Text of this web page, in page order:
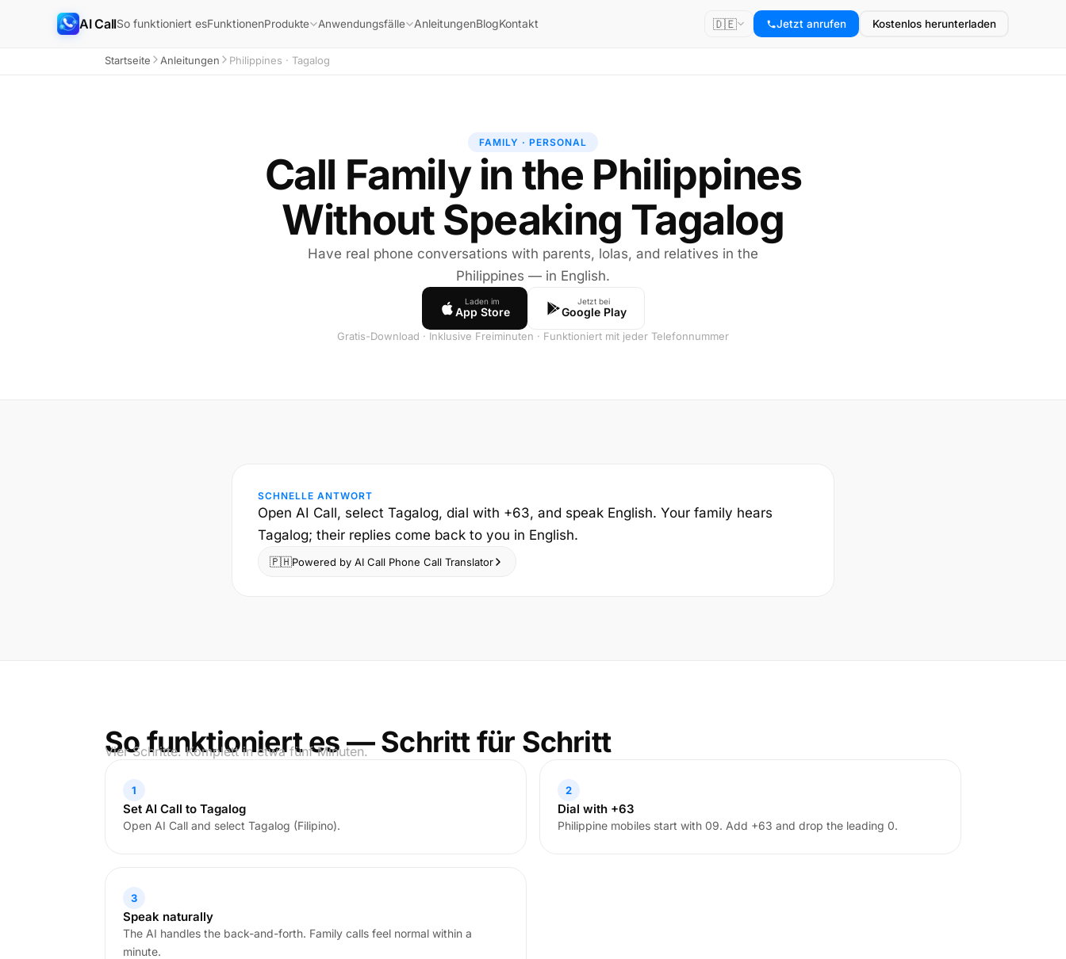
AI CallSo funktioniert esFunktionenProdukte Anwendungsfälle AnleitungenBlogKontakt 🇩🇪 Jetzt anrufen Kostenlos herunterladen
Startseite Anleitungen Philippines · Tagalog
FAMILY · PERSONAL
Call Family in the Philippines
Without Speaking Tagalog
Have real phone conversations with parents, lolas, and relatives in the
Philippines — in English.
Laden im
App Store
Jetzt bei
Google Play
Gratis-Download · Inklusive Freiminuten · Funktioniert mit jeder Telefonnummer
SCHNELLE ANTWORT
Open AI Call, select Tagalog, dial with +63, and speak English. Your family hears
Tagalog; their replies come back to you in English.
🇵🇭Powered by AI Call Phone Call Translator
So funktioniert es — Schritt für Schritt
Vier Schritte. Komplett in etwa fünf Minuten.
1
Set AI Call to Tagalog
Open AI Call and select Tagalog (Filipino).
2
Dial with +63
Philippine mobiles start with 09. Add +63 and drop the leading 0.
3
Speak naturally
The AI handles the back-and-forth. Family calls feel normal within a
minute.